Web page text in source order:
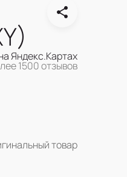
Яндекс.Картах
1500 отзывов
товар